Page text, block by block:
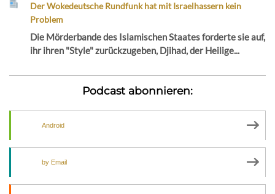
Der Wokedeutsche Rundfunk hat mit Israelhassern kein
Problem
Die Mörderbande des Islamischen Staates forderte sie auf,
ihr ihren "Style" zurückzugeben, Djihad, der Heilige...
Podcast abonnieren:
Android
by Email